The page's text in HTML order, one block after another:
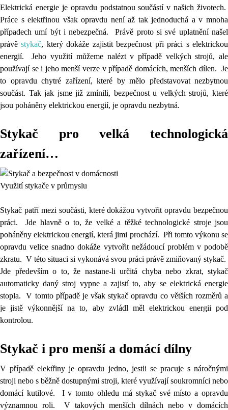
Elektrická energie je opravdu podstatnou součástí v našich životech.
Práce s elektřinou však opravdu není až tak jednoduchá a v mnoha
případech umí být i nebezpečná. Právě proto si své uplatnění našel
právěstykač, který dokáže zajistit bezpečnost při práci s elektrickou
energií. Jeho využití můžeme nalézt v případě velkých strojů, ale
používají se i jeho menší verze v případě domácích, menších dílen. Je
to opravdu chytré zařízení, které by mělo představovat nezbytnou
součást. Tak jak jsme již zmínili, bezpečnost u velkých strojů, které
jsou poháněny elektrickou energií, je opravdu nezbytná.
Stykač pro velká technologická
zařízení…
Využití stykače v průmyslu
Stykač patří mezi součásti, které dokážou vytvořit opravdu bezpečnou
práci. Jde hlavně o to, že velké a těžké technologické stroje jsou
poháněny elektrickou energií, která jimi prochází. Při tomto výkonu se
opravdu velice snadno dokáže vytvořit nežádoucí problém v podobě
zkratu. V této situaci si vykonává svou práci právě zmiňovaný stykač.
Jde především o to, že nastane-li určitá chyba nebo zkrat, stykač
automaticky daný stroj vypne a zajistí to, aby se elektrická energie
stopla. V tomto případě je však stykač opravdu co větších rozměrů a
je jistě výkonnější na to, aby zvládl měl elektrickou energii pod
kontrolou.
Stykač i pro menší a domácí dílny
V případě elektřiny je opravdu jedno, jestli se pracuje s náročnými
stroji nebo s běžně dostupnými stroji, které využívají soukromníci nebo
domácí kutilové. I v tomto ohledu má stykač své místo a opravdu
významnou roli. V takových menších dílnách nebo v domácích